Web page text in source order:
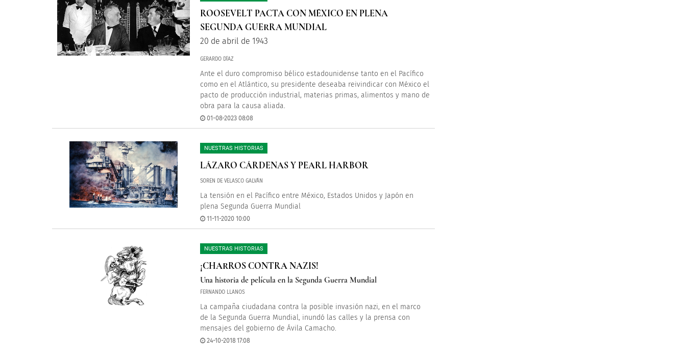
ROOSEVELT PACTA CON MÉXICO EN PLENA
SEGUNDA GUERRA MUNDIAL
20 de abril de 1943
GERARDO DÍAZ
Ante el duro compromiso bélico estadounidense tanto en el Pacífico
como en el Atlántico, su presidente deseaba reivindicar con México el
pacto de producción industrial, materias primas, alimentos y mano de
obra para la causa aliada.
01-08-2023 08:08
NUESTRAS HISTORIAS
LÁZARO CÁRDENAS Y PEARL HARBOR
SOREN DE VELASCO GALVÁN
La tensión en el Pacífico entre México, Estados Unidos y Japón en
plena Segunda Guerra Mundial
11-11-2020 10:00
NUESTRAS HISTORIAS
¡CHARROS CONTRA NAZIS!
Una historia de película en la Segunda Guerra Mundial
FERNANDO LLANOS
La campaña ciudadana contra la posible invasión nazi, en el marco
de la Segunda Guerra Mundial, inundó las calles y la prensa con
mensajes del gobierno de Ávila Camacho.
24-10-2018 17:08